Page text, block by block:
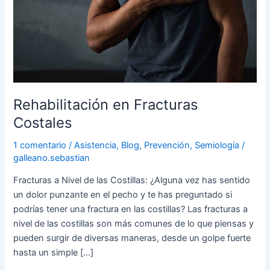
Rehabilitación en Fracturas
Costales
1 comentario /Asistencia, Blog, Prevención, Semiología /
galleano.sebastian
Fracturas a Nivel de las Costillas: ¿Alguna vez has sentido
un dolor punzante en el pecho y te has preguntado si
podrías tener una fractura en las costillas? Las fracturas a
nivel de las costillas son más comunes de lo que piensas y
pueden surgir de diversas maneras, desde un golpe fuerte
hasta un simple […]